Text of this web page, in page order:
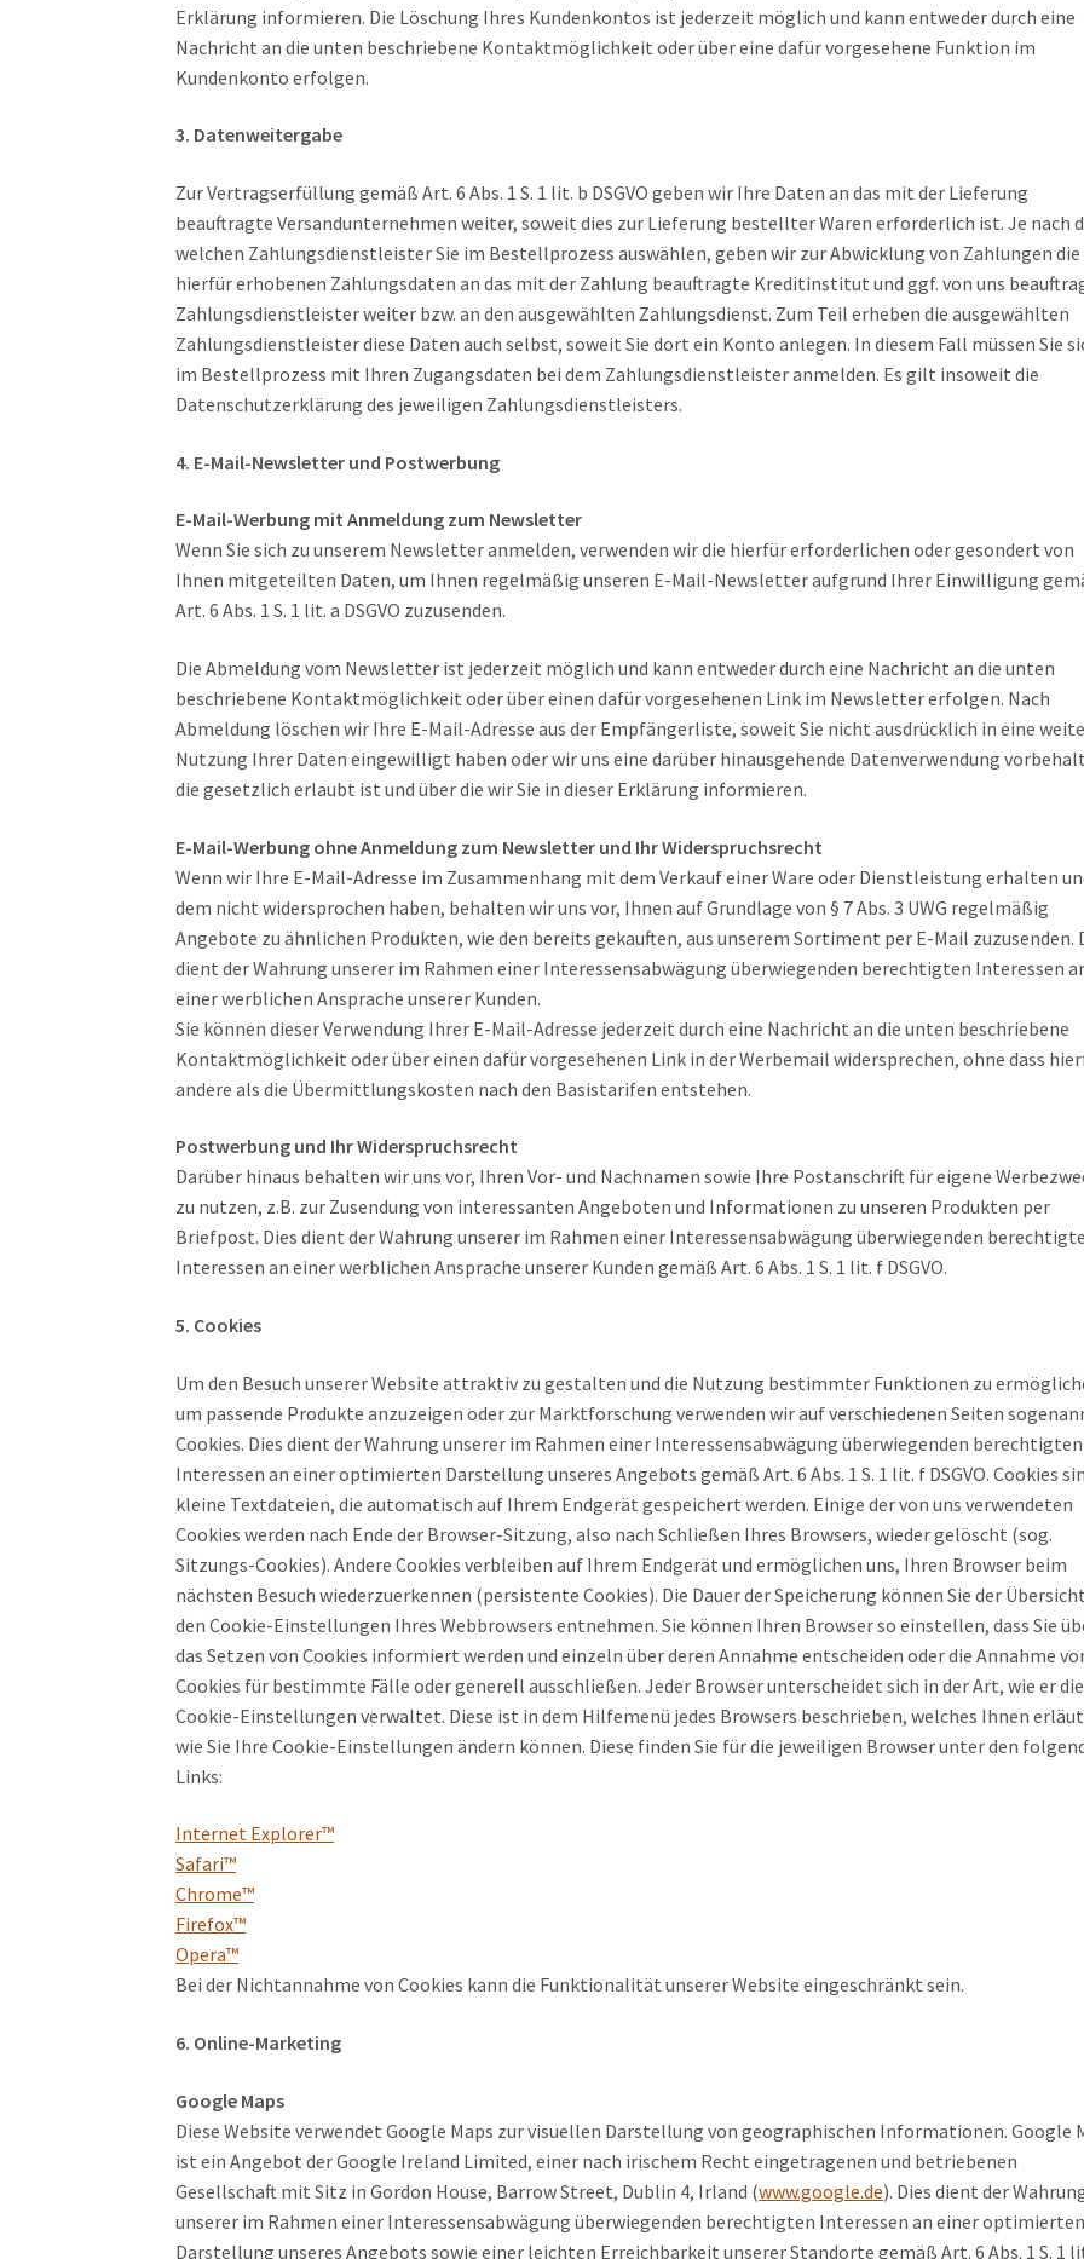
Erklärung informieren. Die Löschung Ihres Kundenkontos ist jederzeit möglich und kann entweder durch eine
Nachricht an die unten beschriebene Kontaktmöglichkeit oder über eine dafür vorgesehene Funktion im
Kundenkonto erfolgen.
3. Datenweitergabe
Zur Vertragserfüllung gemäß Art. 6 Abs. 1 S. 1 lit. b DSGVO geben wir Ihre Daten an das mit der Lieferung
beauftragte Versandunternehmen weiter, soweit dies zur Lieferung bestellter Waren erforderlich ist. Je nach
welchen Zahlungsdienstleister Sie im Bestellprozess auswählen, geben wir zur Abwicklung von Zahlungen die
hierfür erhobenen Zahlungsdaten an das mit der Zahlung beauftragte Kreditinstitut und ggf. von uns
Zahlungsdienstleister weiter bzw. an den ausgewählten Zahlungsdienst. Zum Teil erheben die ausgewählten
Zahlungsdienstleister diese Daten auch selbst, soweit Sie dort ein Konto anlegen. In diesem Fall müssen Sie
im Bestellprozess mit Ihren Zugangsdaten bei dem Zahlungsdienstleister anmelden. Es gilt insoweit die
Datenschutzerklärung des jeweiligen Zahlungsdienstleisters.
4. E-Mail-Newsletter und Postwerbung
E-Mail-Werbung mit Anmeldung zum Newsletter
Wenn Sie sich zu unserem Newsletter anmelden, verwenden wir die hierfür erforderlichen oder gesondert von
Ihnen mitgeteilten Daten, um Ihnen regelmäßig unseren E-Mail-Newsletter aufgrund Ihrer Einwilligung
Art. 6 Abs. 1 S. 1 lit. a DSGVO zuzusenden.
Die Abmeldung vom Newsletter ist jederzeit möglich und kann entweder durch eine Nachricht an die unten
beschriebene Kontaktmöglichkeit oder über einen dafür vorgesehenen Link im Newsletter erfolgen. Nach
Abmeldung löschen wir Ihre E-Mail-Adresse aus der Empfängerliste, soweit Sie nicht ausdrücklich in eine
Nutzung Ihrer Daten eingewilligt haben oder wir uns eine darüber hinausgehende Datenverwendung
die gesetzlich erlaubt ist und über die wir Sie in dieser Erklärung informieren.
E-Mail-Werbung ohne Anmeldung zum Newsletter und Ihr Widerspruchsrecht
Wenn wir Ihre E-Mail-Adresse im Zusammenhang mit dem Verkauf einer Ware oder Dienstleistung erhalten
dem nicht widersprochen haben, behalten wir uns vor, Ihnen auf Grundlage von § 7 Abs. 3 UWG regelmäßig
Angebote zu ähnlichen Produkten, wie den bereits gekauften, aus unserem Sortiment per E-Mail zuzusenden.
dient der Wahrung unserer im Rahmen einer Interessensabwägung überwiegenden berechtigten Interessen
einer werblichen Ansprache unserer Kunden.
Sie können dieser Verwendung Ihrer E-Mail-Adresse jederzeit durch eine Nachricht an die unten beschriebene
Kontaktmöglichkeit oder über einen dafür vorgesehenen Link in der Werbemail widersprechen, ohne dass
andere als die Übermittlungskosten nach den Basistarifen entstehen.
Postwerbung und Ihr Widerspruchsrecht
Darüber hinaus behalten wir uns vor, Ihren Vor- und Nachnamen sowie Ihre Postanschrift für eigene
zu nutzen, z.B. zur Zusendung von interessanten Angeboten und Informationen zu unseren Produkten per
Briefpost. Dies dient der Wahrung unserer im Rahmen einer Interessensabwägung überwiegenden
Interessen an einer werblichen Ansprache unserer Kunden gemäß Art. 6 Abs. 1 S. 1 lit. f DSGVO.
5. Cookies
Um den Besuch unserer Website attraktiv zu gestalten und die Nutzung bestimmter Funktionen zu
um passende Produkte anzuzeigen oder zur Marktforschung verwenden wir auf verschiedenen Seiten
Cookies. Dies dient der Wahrung unserer im Rahmen einer Interessensabwägung überwiegenden berechtigten
Interessen an einer optimierten Darstellung unseres Angebots gemäß Art. 6 Abs. 1 S. 1 lit. f DSGVO. Cookies
kleine Textdateien, die automatisch auf Ihrem Endgerät gespeichert werden. Einige der von uns verwendeten
Cookies werden nach Ende der Browser-Sitzung, also nach Schließen Ihres Browsers, wieder gelöscht (sog.
Sitzungs-Cookies). Andere Cookies verbleiben auf Ihrem Endgerät und ermöglichen uns, Ihren Browser beim
nächsten Besuch wiederzuerkennen (persistente Cookies). Die Dauer der Speicherung können Sie der
den Cookie-Einstellungen Ihres Webbrowsers entnehmen. Sie können Ihren Browser so einstellen, dass Sie
das Setzen von Cookies informiert werden und einzeln über deren Annahme entscheiden oder die Annahme
Cookies für bestimmte Fälle oder generell ausschließen. Jeder Browser unterscheidet sich in der Art, wie er die
Cookie-Einstellungen verwaltet. Diese ist in dem Hilfemenü jedes Browsers beschrieben, welches Ihnen
wie Sie Ihre Cookie-Einstellungen ändern können. Diese finden Sie für die jeweiligen Browser unter den
Links:
Internet Explorer™
Safari™
Chrome™
Firefox™
Opera™
Bei der Nichtannahme von Cookies kann die Funktionalität unserer Website eingeschränkt sein.
6. Online-Marketing
Google Maps
Diese Website verwendet Google Maps zur visuellen Darstellung von geographischen Informationen. Google
ist ein Angebot der Google Ireland Limited, einer nach irischem Recht eingetragenen und betriebenen
Gesellschaft mit Sitz in Gordon House, Barrow Street, Dublin 4, Irland (www.google.de). Dies dient der
unserer im Rahmen einer Interessensabwägung überwiegenden berechtigten Interessen an einer optimierten
Darstellung unseres Angebots sowie einer leichten Erreichbarkeit unserer Standorte gemäß Art. 6 Abs. 1 S. 1